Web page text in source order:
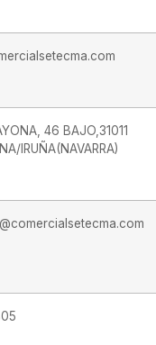
46 BAJO,31011
IRUÑA(NAVARRA)